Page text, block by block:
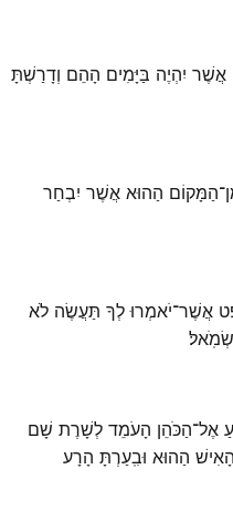
אֲשֶׁר יִהְיֶה בַּיָּמִים הָהֵם וְדָרַשְׁתָּ
הַהוּא אֲשֶׁר יִבְחַר
אֲשֶׁר־יֹאמְרוּ לְךָ תַּעֲשֶׂה לֹא
אֶל־הַכֹּהֵן הָעֹמֵד לְשָׁרֶת שָׁם
הַהוּא וּבִֽעַרְתָּ הָרָע